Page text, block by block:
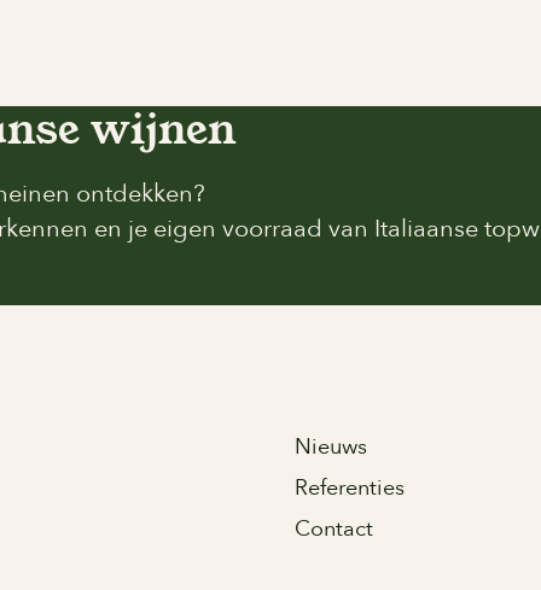
wijnen
ontdekken?
en je eigen voorraad van Italiaanse
Nieuws
Referenties
Contact